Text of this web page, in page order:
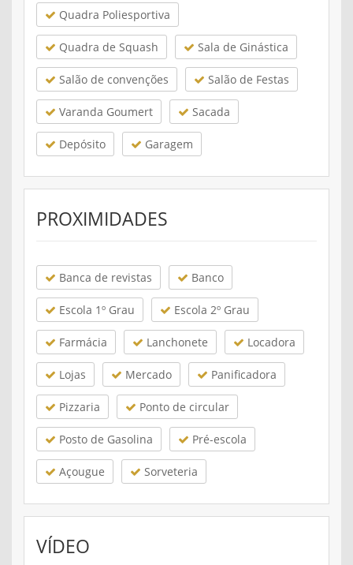
Quadra Poliesportiva
Quadra de Squash Sala de Ginástica
Salão de convenções Salão de Festas
Varanda Goumert Sacada
Depósito Garagem
PROXIMIDADES
Banca de revistas Banco
Escola 1º Grau Escola 2º Grau
Farmácia Lanchonete Locadora
Lojas Mercado Panificadora
Pizzaria Ponto de circular
Posto de Gasolina Pré-escola
Açougue Sorveteria
VÍDEO